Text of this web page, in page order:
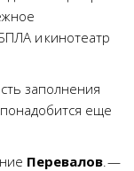
и кинотеатр
заполнения
еще
Перевалов. —